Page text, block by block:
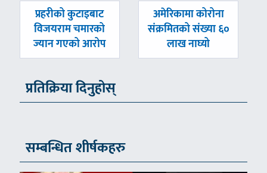
पछिल्लाे
-
प्रहरीको कुटाइबाट
विजयराम चमारको
ज्यान गएको आरोप
अघिल्लाे
-
अमेरिकामा कोरोना
संक्रमितको संख्या ६०
लाख नाघ्यो
प्रतिक्रिया दिनुहोस्
सम्बन्धित शीर्षकहरु